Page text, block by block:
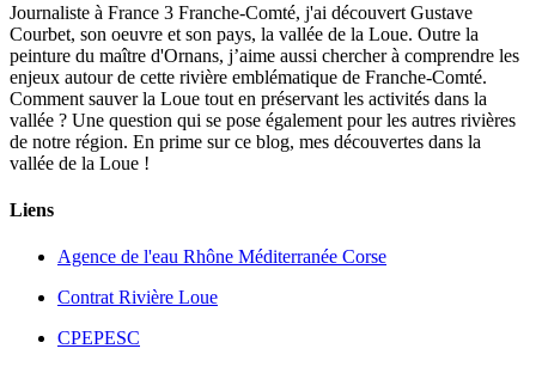
Journaliste à France 3 Franche-Comté, j'ai découvert Gustave
Courbet, son oeuvre et son pays, la vallée de la Loue. Outre la
peinture du maître d'Ornans, j’aime aussi chercher à comprendre les
enjeux autour de cette rivière emblématique de Franche-Comté.
Comment sauver la Loue tout en préservant les activités dans la
vallée ? Une question qui se pose également pour les autres rivières
de notre région. En prime sur ce blog, mes découvertes dans la
vallée de la Loue !
Liens
Agence de l'eau Rhône Méditerranée Corse
Contrat Rivière Loue
CPEPESC